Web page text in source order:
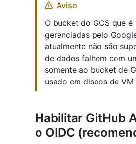
Aviso
O bucket do GCS que
gerenciadas pelo
atualmente não são
de dados falhem com
somente ao bucket de
usado em discos de
Habilitar GitHub
o OIDC